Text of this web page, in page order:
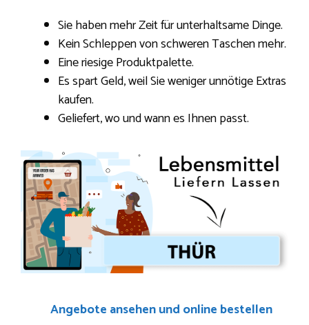
Sie haben mehr Zeit für unterhaltsame Dinge.
Kein Schleppen von schweren Taschen mehr.
Eine riesige Produktpalette.
Es spart Geld, weil Sie weniger unnötige Extras
kaufen.
Geliefert, wo und wann es Ihnen passt.
Angebote ansehen und online bestellen